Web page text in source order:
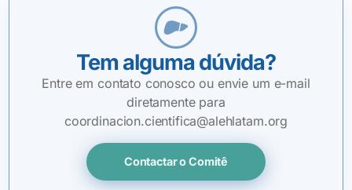
Tem alguma dúvida?
Entre em contato conosco ou envie um e-mail
diretamente para
coordinacion.cientifica@alehlatam.org
Contactar o Comitê